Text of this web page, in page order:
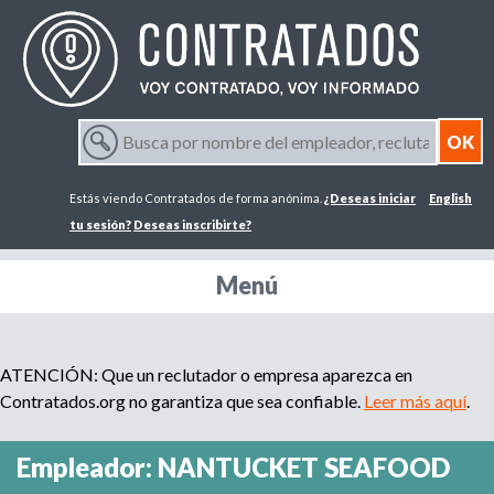
u
l
B
u
c
a
p
m
b
e
d
English
Estás viendo Contratados de forma anónima. ¿Deseas iniciar
tu sesión? Deseas inscribirte?
Menú
ATENCIÓN: Que un reclutador o empresa aparezca en
Contratados.org no garantiza que sea confiable. Leer más aquí.
Empleador: NANTUCKET SEAFOOD